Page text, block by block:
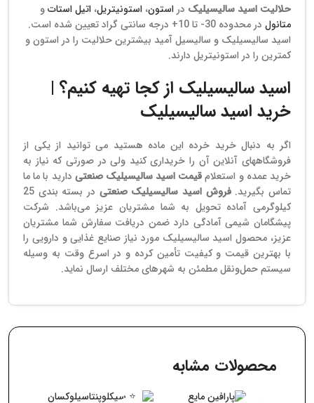
حلالیت اسید سالیسیلیک در استون، استونیتریل، اتیل استاتو
متانول
در محدوده 30- تا 10+ درجه سانتی گراد تعیین شده است.
اسید سالیسیلیک و سالیسیل آمید بیشترین حلالیت را در استون و
کمترین را در استونیتریل دارند.
اسید سالیسیلیک از کجا تهیه کنیم؟ |
خرید اسید سالیسیلیک
اگر به دنبال خرید خرده این ماده هستید می توانید از یکی از
فروشگاههای آنلاین آن را خریداری کنید ولی در صورتی که نیاز به
خرید عمده و استعلامقیمت اسید سالیسیلیک صنعتی دارید با ما ما
تماس بگیرید.فروش اسید سالیسیلیک صنعتی
در بسته بندی 25
کیلوگرمی آماده تحویل به شما مشتریان عزیز می‌باشد. شرکت
پیشگامان شیمی آمادگی دارد ضمن دریافت سفارش‌ شما مشتریان
عزیز، محصول اسید سالیسیلیک مورد نیاز صنایع غذایی و دارویی را
با بهترین قیمت و کیفیت تأمین کرده و در اسرع وقت به‌ وسیله
سیستم حمل‌ونقل مطمئن به شهرهای مختلف ارسال نماید.
محصولات مشابه